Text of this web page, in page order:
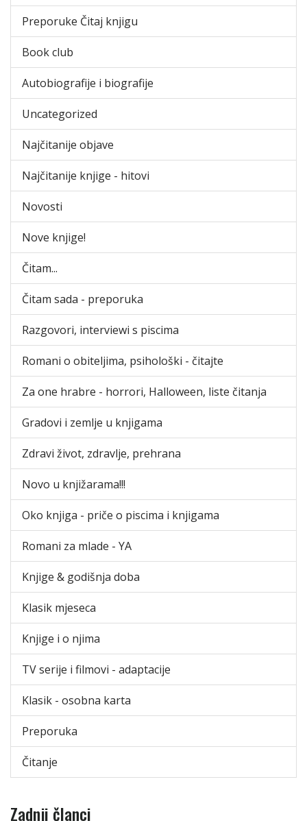
Preporuke Čitaj knjigu
Book club
Autobiografije i biografije
Uncategorized
Najčitanije objave
Najčitanije knjige - hitovi
Novosti
Nove knjige!
Čitam...
Čitam sada - preporuka
Razgovori, interviewi s piscima
Romani o obiteljima, psihološki - čitajte
Za one hrabre - horrori, Halloween, liste čitanja
Gradovi i zemlje u knjigama
Zdravi život, zdravlje, prehrana
Novo u knjižarama!!!
Oko knjiga - priče o piscima i knjigama
Romani za mlade - YA
Knjige & godišnja doba
Klasik mjeseca
Knjige i o njima
TV serije i filmovi - adaptacije
Klasik - osobna karta
Preporuka
Čitanje
Zadnji članci